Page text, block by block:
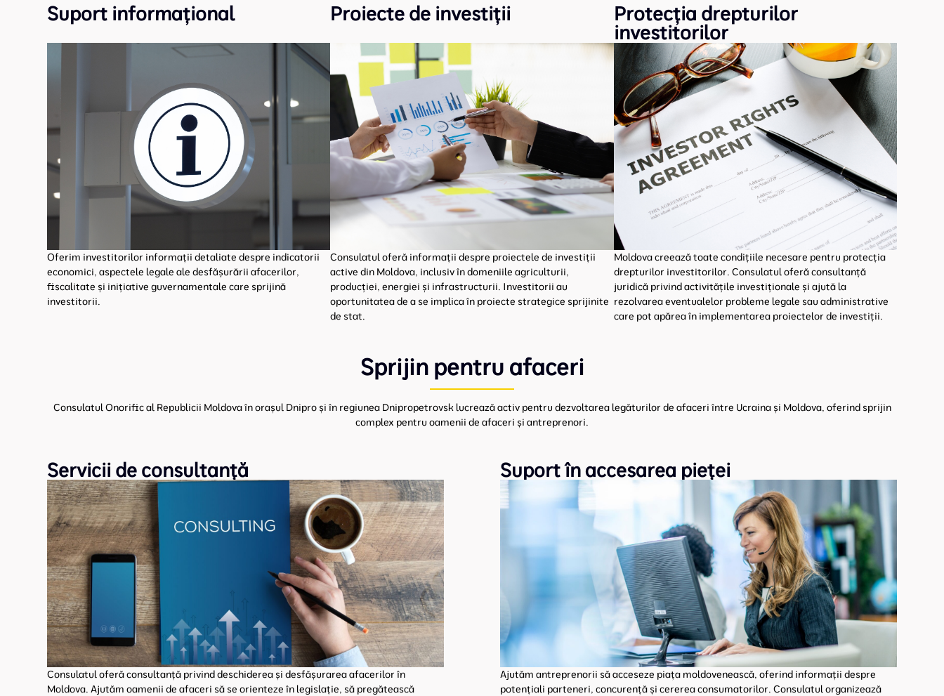
Suport informațional
Oferim investitorilor informații detaliate despre indicatorii
economici, aspectele legale ale desfășurării afacerilor,
fiscalitate și inițiative guvernamentale care sprijină
investitorii.
Proiecte de investiții
Consulatul oferă informații despre proiectele de investiții
active din Moldova, inclusiv în domeniile agriculturii,
producției, energiei și infrastructurii. Investitorii au
oportunitatea de a se implica în proiecte strategice sprijinite
de stat.
Protecția drepturilor
investitorilor
Moldova creează toate condițiile necesare pentru protecția
drepturilor investitorilor. Consulatul oferă consultanță
juridică privind activitățile investiționale și ajută la
rezolvarea eventualelor probleme legale sau administrative
care pot apărea în implementarea proiectelor de investiții.
Sprijin pentru afaceri
Consulatul Onorific al Republicii Moldova în orașul Dnipro și în regiunea Dnipropetrovsk lucrează activ pentru dezvoltarea legăturilor de afaceri între Ucraina și Moldova, oferind sprijin
complex pentru oamenii de afaceri și antreprenori.
Servicii de consultanță
Consulatul oferă consultanță privind deschiderea și desfășurarea afacerilor în
Moldova. Ajutăm oamenii de afaceri să se orienteze în legislație, să pregătească
Suport în accesarea pieței
Ajutăm antreprenorii să acceseze piața moldovenească, oferind informații despre
potențiali parteneri, concurență și cererea consumatorilor. Consulatul organizează